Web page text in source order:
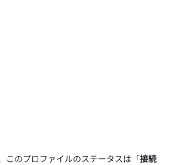
このプロファイルのステータスは「接続